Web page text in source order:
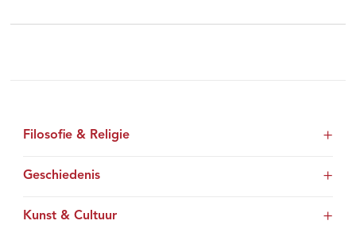
Filosofie & Religie
Geschiedenis
Kunst & Cultuur